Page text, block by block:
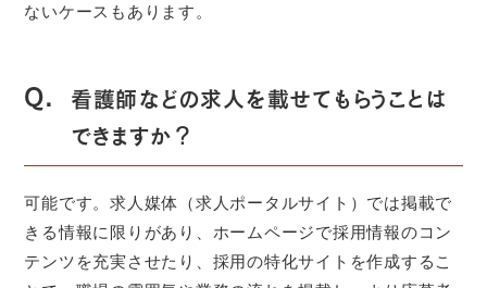
ないケースもあります。
Q.
看護師などの求人を載せてもらうことは
できますか？
可能です。求人媒体（求人ポータルサイト）では掲載で
きる情報に限りがあり、ホームページで採用情報のコン
テンツを充実させたり、採用の特化サイトを作成するこ